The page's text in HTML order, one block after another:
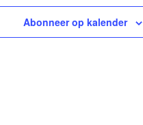
Abonneer op kalender